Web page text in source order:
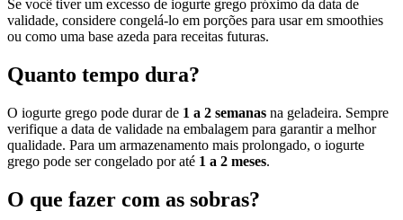
Se você tiver um excesso de iogurte grego próximo da data de
validade, considere congelá-lo em porções para usar em smoothies
ou como uma base azeda para receitas futuras.
Quanto tempo dura?
O iogurte grego pode durar de 1 a 2 semanas na geladeira. Sempre
verifique a data de validade na embalagem para garantir a melhor
qualidade. Para um armazenamento mais prolongado, o iogurte
grego pode ser congelado por até 1 a 2 meses.
O que fazer com as sobras?